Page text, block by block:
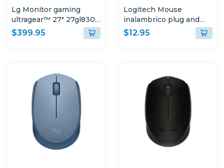
Lg Monitor gaming
ultragear™ 27" 27gl830-
b qhd 144hz 3 años de
garantía
$399.95
Logitech Mouse
inalambrico plug and
play azul m170
$12.95